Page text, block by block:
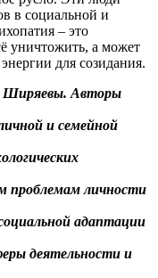
в социальной и
– это
уничтожить, а может
для созидания.
Ширяевы. Авторы
и семейной
проблемам личности
адаптации
деятельности и